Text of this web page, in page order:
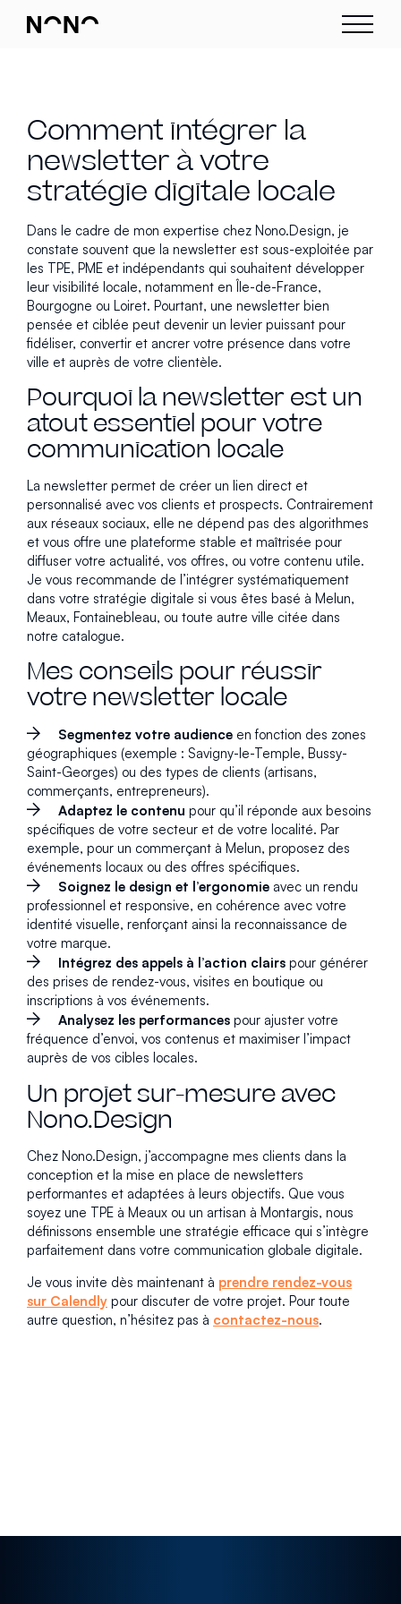
Comment intégrer la
newsletter à votre
stratégie digitale locale
Dans le cadre de mon expertise chez Nono.Design, je
constate souvent que la newsletter est sous-exploitée par
les TPE, PME et indépendants qui souhaitent développer
leur visibilité locale, notamment en Île-de-France,
Bourgogne ou Loiret. Pourtant, une newsletter bien
pensée et ciblée peut devenir un levier puissant pour
fidéliser, convertir et ancrer votre présence dans votre
ville et auprès de votre clientèle.
Pourquoi la newsletter est un
atout essentiel pour votre
communication locale
La newsletter permet de créer un lien direct et
personnalisé avec vos clients et prospects. Contrairement
aux réseaux sociaux, elle ne dépend pas des algorithmes
et vous offre une plateforme stable et maîtrisée pour
diffuser votre actualité, vos offres, ou votre contenu utile.
Je vous recommande de l’intégrer systématiquement
dans votre stratégie digitale si vous êtes basé à Melun,
Meaux, Fontainebleau, ou toute autre ville citée dans
notre catalogue.
Mes conseils pour réussir
votre newsletter locale
Segmentez votre audience en fonction des zones
géographiques (exemple : Savigny-le-Temple, Bussy-
Saint-Georges) ou des types de clients (artisans,
commerçants, entrepreneurs).
Adaptez le contenu pour qu’il réponde aux besoins
spécifiques de votre secteur et de votre localité. Par
exemple, pour un commerçant à Melun, proposez des
événements locaux ou des offres spécifiques.
Soignez le design et l’ergonomie avec un rendu
professionnel et responsive, en cohérence avec votre
identité visuelle, renforçant ainsi la reconnaissance de
votre marque.
Intégrez des appels à l’action clairs pour générer
des prises de rendez-vous, visites en boutique ou
inscriptions à vos événements.
Analysez les performances pour ajuster votre
fréquence d’envoi, vos contenus et maximiser l’impact
auprès de vos cibles locales.
Un projet sur-mesure avec
Nono.Design
Chez Nono.Design, j’accompagne mes clients dans la
conception et la mise en place de newsletters
performantes et adaptées à leurs objectifs. Que vous
soyez une TPE à Meaux ou un artisan à Montargis, nous
définissons ensemble une stratégie efficace qui s’intègre
parfaitement dans votre communication globale digitale.
Je vous invite dès maintenant à prendre rendez-vous
sur Calendly pour discuter de votre projet. Pour toute
autre question, n’hésitez pas à contactez-nous.